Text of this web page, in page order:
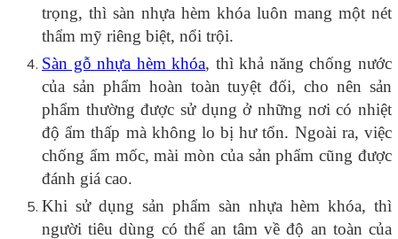
trọng, thì sàn nhựa hèm khóa luôn mang một nét
thẩm mỹ riêng biệt, nổi trội.
Sàn gỗ nhựa hèm khóa, thì khả năng chống nước
của sản phẩm hoàn toàn tuyệt đối, cho nên sản
phẩm thường được sử dụng ở những nơi có nhiệt
độ ẩm thấp mà không lo bị hư tổn. Ngoài ra, việc
chống ẩm mốc, mài mòn của sản phẩm cũng được
đánh giá cao.
Khi sử dụng sản phẩm sàn nhựa hèm khóa, thì
người tiêu dùng có thể an tâm về độ an toàn của